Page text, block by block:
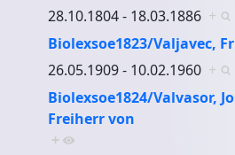
28.10.1804 - 18.03.1886 +
Biolexsoe1823/Valjavec,
26.05.1909 - 10.02.1960 +
Biolexsoe1824/Valvasor,
Freiherr von
+